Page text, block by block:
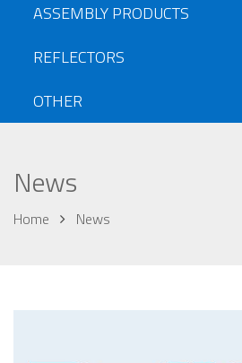
ASSEMBLY PRODUCTS
REFLECTORS
OTHER
News
Home News